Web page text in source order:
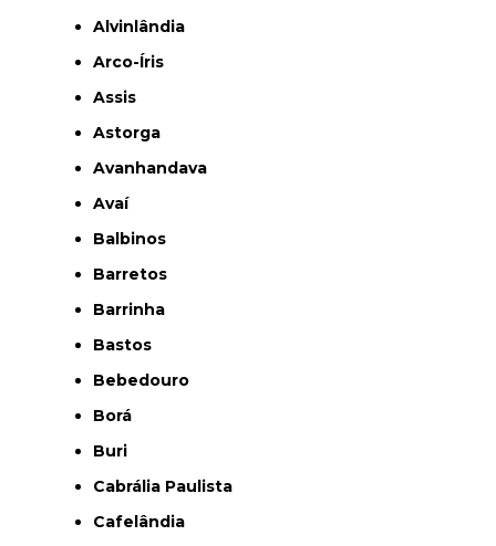
Alvinlândia
Arco-Íris
Assis
Astorga
Avanhandava
Avaí
Balbinos
Barretos
Barrinha
Bastos
Bebedouro
Borá
Buri
Cabrália Paulista
Cafelândia